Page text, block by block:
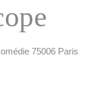
75006 Paris